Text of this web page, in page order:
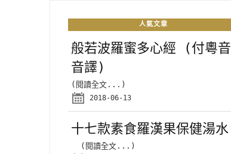
人氣文章
般若波羅蜜多心經 (付粵音
音譯)
(閱讀全文...)
2018-06-13
十七款素食羅漢果保健湯水
(閱讀全文...)